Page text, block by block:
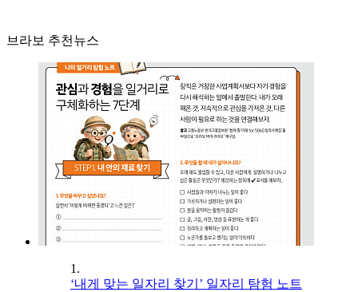
브라보 추천뉴스
1.
‘내게 맞는 일자리 찾기’ 일자리 탐험 노트